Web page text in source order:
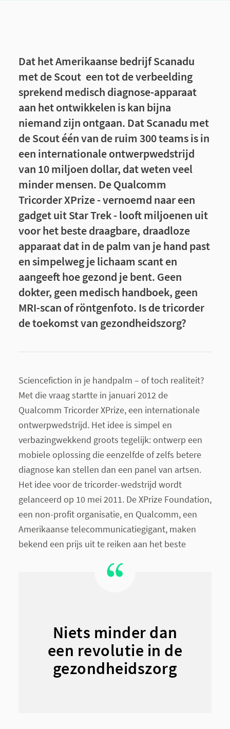
Dat het Amerikaanse bedrijf Scanadu
met de Scout een tot de verbeelding
sprekend medisch diagnose-apparaat
aan het ontwikkelen is kan bijna
niemand zijn ontgaan. Dat Scanadu met
de Scout één van de ruim 300 teams is in
een internationale ontwerpwedstrijd
van 10 miljoen dollar, dat weten veel
minder mensen. De Qualcomm
Tricorder XPrize - vernoemd naar een
gadget uit Star Trek - looft miljoenen uit
voor het beste draagbare, draadloze
apparaat dat in de palm van je hand past
en simpelweg je lichaam scant en
aangeeft hoe gezond je bent. Geen
dokter, geen medisch handboek, geen
MRI-scan of röntgenfoto. Is de tricorder
de toekomst van gezondheidszorg?
Sciencefiction in je handpalm – of toch realiteit?
Met die vraag startte in januari 2012 de
Qualcomm Tricorder XPrize, een internationale
ontwerpwedstrijd. Het idee is simpel en
verbazingwekkend groots tegelijk: ontwerp een
mobiele oplossing die eenzelfde of zelfs betere
diagnose kan stellen dan een panel van artsen.
Het idee voor de tricorder-wedstrijd wordt
gelanceerd op 10 mei 2011. De XPrize Foundation,
een non-profit organisatie, en Qualcomm, een
Amerikaanse telecommunicatiegigant, maken
bekend een prijs uit te reiken aan het beste
Niets minder dan
een revolutie in de
gezondheidszorg